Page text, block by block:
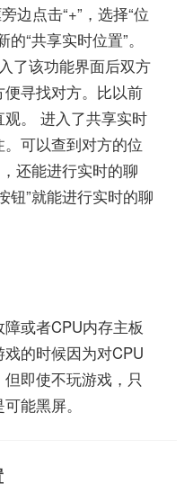
边点击“+”，选择“位
“共享实时位置”。
了该功能界面后双方
寻找对方。比以前
。 进入了共享实时
可以查到对方的位
还能进行实时的聊
钮”就能进行实时的聊
或者CPU内存主板
的时候因为对CPU
即使不玩游戏，只
能黑屏。